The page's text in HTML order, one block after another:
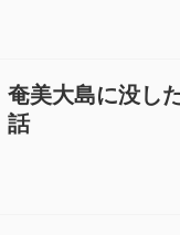
奄美大島に没し
話